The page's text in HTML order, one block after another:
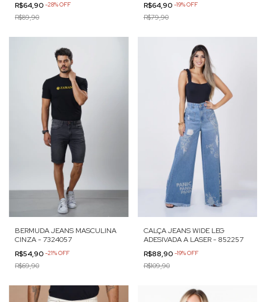
R$64,90 -28%OFF
R$89,90
R$64,90 -19%OFF
R$79,90
BERMUDA JEANS MASCULINA
CINZA - 7324057
R$54,90 -21%OFF
R$69,90
CALÇA JEANS WIDE LEG
ADESIVADA A LASER - 852257
R$88,90 -19%OFF
R$109,90